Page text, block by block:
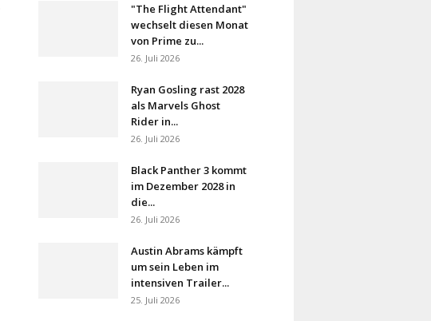
"The Flight Attendant"
wechselt diesen Monat
von Prime zu...
26. Juli 2026
Ryan Gosling rast 2028
als Marvels Ghost
Rider in...
26. Juli 2026
Black Panther 3 kommt
im Dezember 2028 in
die...
26. Juli 2026
Austin Abrams kämpft
um sein Leben im
intensiven Trailer...
25. Juli 2026